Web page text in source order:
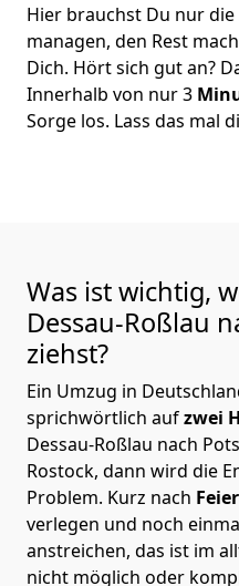
Hier brauchst Du nur
managen, den Rest
Dich. Hört sich gut an?
Innerhalb von nur 3
Sorge los. Lass das mal
Was ist wichtig,
Dessau-Roßlau
ziehst?
Ein Umzug in
sprichwörtlich aufzwei
Dessau-Roßlau nach
Rostock, dann wird die
Problem. Kurz nach
verlegen und noch
anstreichen, das ist im
nicht möglich oder